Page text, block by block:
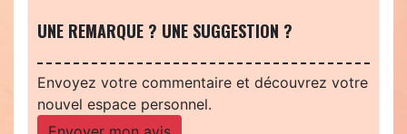
UNE REMARQUE ? UNE SUGGESTION ?
Envoyez votre commentaire et découvrez votre
nouvel espace personnel.